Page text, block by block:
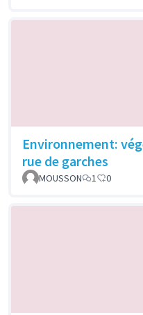
Environnement:
rue de garches
MOUSSON 1 0